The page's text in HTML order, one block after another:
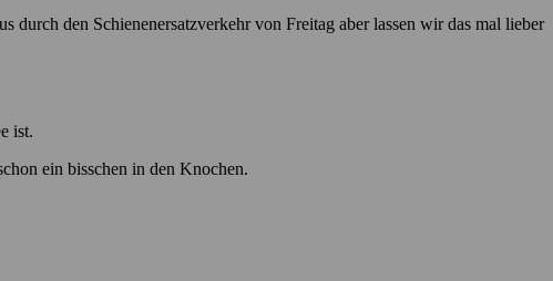
den Schienenersatzverkehr von Freitag aber lassen wir das mal lieber
ist.
ein bisschen in den Knochen.